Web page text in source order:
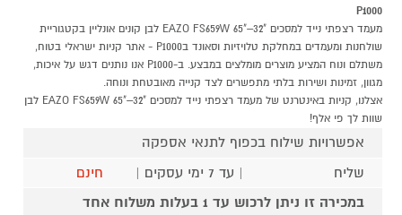
P1000
מעמד רצפתי נייד למסכים "32–"65 EAZO FS659W לבן קונים אונליין בקטגוריית
שולחנות ומעמדים במחלקת טלויזיות וסאונד בP1000 - אתר קניות ישראלי בטוח,
משתלם ונוח המציע מוצרים מומלצים במבצע. ב-P1000 אנו נותנים דגש על איכות,
מגוון, זמינות ושירות בלתי מתפשרים לצד קנייה מאובטחת ונוחה.
אצלנו, קניות באינטרנט של מעמד רצפתי נייד למסכים "32–"65 EAZO FS659W לבן
שוות לך פי אלף!
אפשרויות שילוח בכפוף לתנאי אספקה
שליח
| עד 7 ימי עסקים |
חינם
במכירה זו ניתן לרכוש עד 1 בעלות משלוח אחד